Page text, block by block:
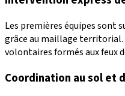
Les premières équipes sont
grâce au maillage territorial.
volontaires formés aux feux
Coordination au sol et